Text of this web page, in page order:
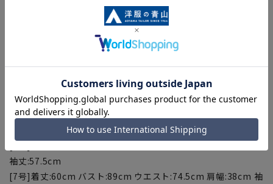
吸放湿性が高いキュプラ裏地を採用。しっとりとした肌触りで
袖通しがよく、静電気が起きにくい裏地。
この商品はリサイクル原料を使用し、プラスチック・スマート
に賛同しています。当製品は裏地の糸の一部に再生ポリエステ
ルを使用しています。
【サイズスペック】
袖丈:57.5cm
[7号]着丈:60cm バスト:89cm ウエスト:74.5cm 肩幅:38cm 袖